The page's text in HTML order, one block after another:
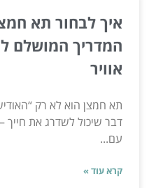
איך לבחור תא
המדריך המושלם
אוויר
תא חמצן הוא לא רק
דבר שיכול לשדרג את
עם...
קרא עוד »